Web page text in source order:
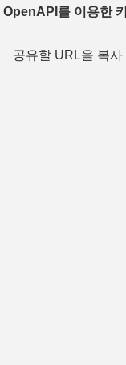
OpenAPI를 이용한
공유할 URL을 복